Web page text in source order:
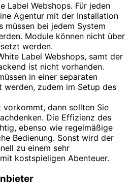
Label Webshops. Für jeden
Agentur mit der Installation
müssen bei jedem System
Module können nicht über
werden.
Label Webshops, samt der
ist nicht vorhanden.
in einer separaten
zudem im Setup des
vorkommt, dann sollten Sie
Die Effizienz des
ebenso wie regelmäßige
Bedienung. Sonst wird der
zu einem sehr
kostspieligen Abenteuer.